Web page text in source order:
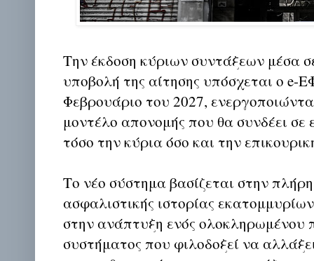
Την έκδοση κύριων συντάξεων μέσα
υποβολή της αίτησης υπόσχεται ο e-
Φεβρουάριο του 2027,
μοντέλο απονομής που θα συνδέει σε
τόσο την κύρια όσο και την
Το νέο σύστημα βασίζεται στην
ασφαλιστικής ιστορίας
στην ανάπτυξη ενός ολοκληρωμένου
συστήματος που φιλοδοξεί να